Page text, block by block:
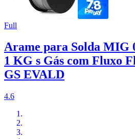
Full
Arame para Solda MIG
1 KG s Gás com Fluxo
GS EVALD
4.6